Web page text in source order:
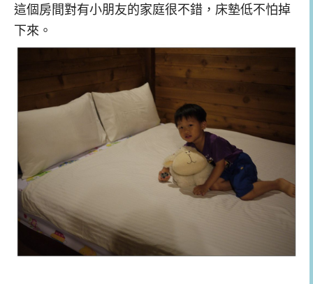
這個房間對有小朋友的家庭很不錯，床墊低不怕掉
下來。